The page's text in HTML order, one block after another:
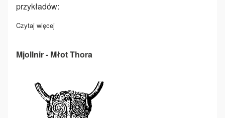
przykładów:
Czytaj więcej
Mjollnir - Młot Thora